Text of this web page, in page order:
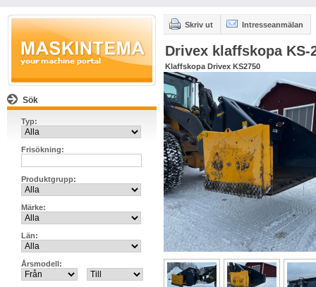
Sök
Typ:
Frisökning:
Produktgrupp:
Märke:
Län:
Årsmodell:
Skriv ut Intresseanmälan
Drivex klaffskopa KS-
Klaffskopa Drivex KS2750